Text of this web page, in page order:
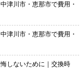
津川市・恵那市で費用・
津川市・恵那市で費用・
しないために｜交換時